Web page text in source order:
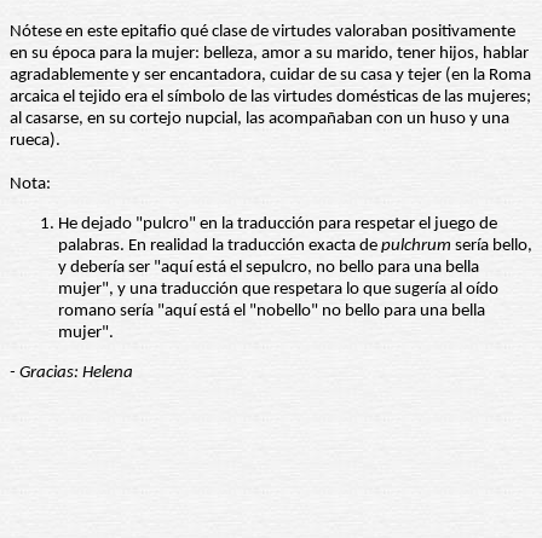
Nótese en este epitafio qué clase de virtudes valoraban positivamente
en su época para la mujer: belleza, amor a su marido, tener hijos, hablar
agradablemente y ser encantadora, cuidar de su casa y tejer (en la Roma
arcaica el tejido era el símbolo de las virtudes domésticas de las mujeres;
al casarse, en su cortejo nupcial, las acompañaban con un huso y una
rueca).
Nota:
He dejado "pulcro" en la traducción para respetar el juego de
palabras. En realidad la traducción exacta de pulchrum sería bello,
y debería ser "aquí está el sepulcro, no bello para una bella
mujer", y una traducción que respetara lo que sugería al oído
romano sería "aquí está el "nobello" no bello para una bella
mujer".
- Gracias: Helena